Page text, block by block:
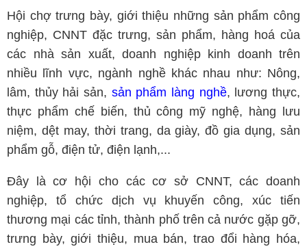
Hội chợ trưng bày, giới thiệu những sản phẩm công
nghiệp, CNNT đặc trưng, sản phẩm, hàng hoá của
các nhà sản xuất, doanh nghiệp kinh doanh trên
nhiều lĩnh vực, ngành nghề khác nhau như: Nông,
lâm, thủy hải sản, sản phẩm làng nghề, lương thực,
thực phẩm chế biến, thủ công mỹ nghệ, hàng lưu
niệm, dệt may, thời trang, da giày, đồ gia dụng, sản
phẩm gỗ, điện tử, điện lạnh,...
Đây là cơ hội cho các cơ sở CNNT, các doanh
nghiệp, tổ chức dịch vụ khuyến công, xúc tiến
thương mại các tỉnh, thành phố trên cả nước gặp gỡ,
trưng bày, giới thiệu, mua bán, trao đổi hàng hóa,